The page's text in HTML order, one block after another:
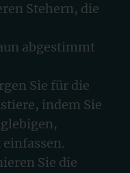
Stehern, die
abgestimmt
Sie für die
indem Sie
Sie die